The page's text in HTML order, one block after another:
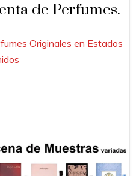
de Perfumes.
Originales en Estados